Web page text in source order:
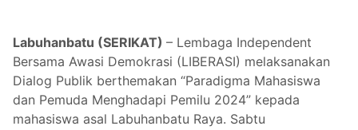
Labuhanbatu (SERIKAT) – Lembaga Independent
Bersama Awasi Demokrasi (LIBERASI) melaksanakan
Dialog Publik berthemakan “Paradigma Mahasiswa
dan Pemuda Menghadapi Pemilu 2024” kepada
mahasiswa asal Labuhanbatu Raya. Sabtu